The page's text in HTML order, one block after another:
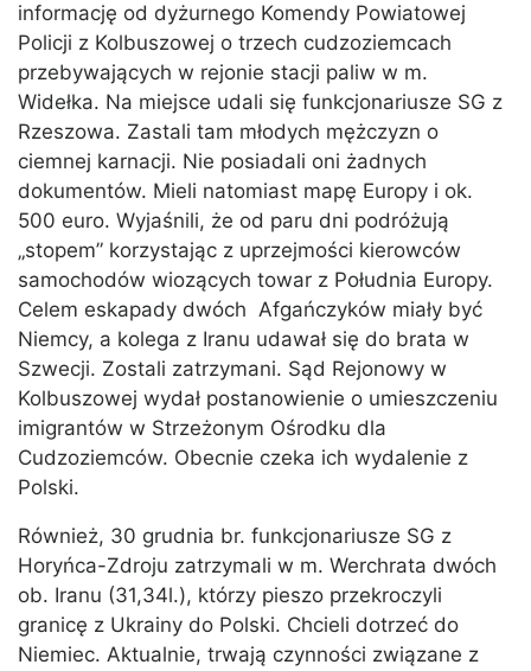
informację od dyżurnego Komendy Powiatowej
Policji z Kolbuszowej o trzech cudzoziemcach
przebywających w rejonie stacji paliw w m.
Widełka. Na miejsce udali się funkcjonariusze SG z
Rzeszowa. Zastali tam młodych mężczyzn o
ciemnej karnacji. Nie posiadali oni żadnych
dokumentów. Mieli natomiast mapę Europy i ok.
500 euro. Wyjaśnili, że od paru dni podróżują
„stopem” korzystając z uprzejmości kierowców
samochodów wiozących towar z Południa Europy.
Celem eskapady dwóch Afgańczyków miały być
Niemcy, a kolega z Iranu udawał się do brata w
Szwecji. Zostali zatrzymani. Sąd Rejonowy w
Kolbuszowej wydał postanowienie o umieszczeniu
imigrantów w Strzeżonym Ośrodku dla
Cudzoziemców. Obecnie czeka ich wydalenie z
Polski.
Również, 30 grudnia br. funkcjonariusze SG z
Horyńca-Zdroju zatrzymali w m. Werchrata dwóch
ob. Iranu (31,34l.), którzy pieszo przekroczyli
granicę z Ukrainy do Polski. Chcieli dotrzeć do
Niemiec. Aktualnie, trwają czynności związane z